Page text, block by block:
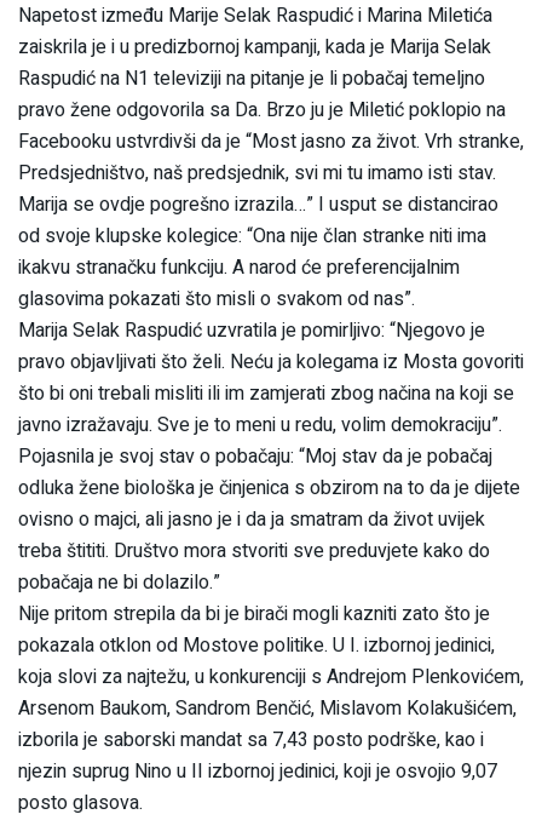
Napetost između Marije Selak Raspudić i Marina Miletića
zaiskrila je i u predizbornoj kampanji, kada je Marija Selak
Raspudić na N1 televiziji na pitanje je li pobačaj temeljno
pravo žene odgovorila sa Da. Brzo ju je Miletić poklopio na
Facebooku ustvrdivši da je “Most jasno za život. Vrh stranke,
Predsjedništvo, naš predsjednik, svi mi tu imamo isti stav.
Marija se ovdje pogrešno izrazila…” I usput se distancirao
od svoje klupske kolegice: “Ona nije član stranke niti ima
ikakvu stranačku funkciju. A narod će preferencijalnim
glasovima pokazati što misli o svakom od nas”.
Marija Selak Raspudić uzvratila je pomirljivo: “Njegovo je
pravo objavljivati što želi. Neću ja kolegama iz Mosta govoriti
što bi oni trebali misliti ili im zamjerati zbog načina na koji se
javno izražavaju. Sve je to meni u redu, volim demokraciju”.
Pojasnila je svoj stav o pobačaju: “Moj stav da je pobačaj
odluka žene biološka je činjenica s obzirom na to da je dijete
ovisno o majci, ali jasno je i da ja smatram da život uvijek
treba štititi. Društvo mora stvoriti sve preduvjete kako do
pobačaja ne bi dolazilo.”
Nije pritom strepila da bi je birači mogli kazniti zato što je
pokazala otklon od Mostove politike. U I. izbornoj jedinici,
koja slovi za najtežu, u konkurenciji s Andrejom Plenkovićem,
Arsenom Baukom, Sandrom Benčić, Mislavom Kolakušićem,
izborila je saborski mandat sa 7,43 posto podrške, kao i
njezin suprug Nino u II izbornoj jedinici, koji je osvojio 9,07
posto glasova.